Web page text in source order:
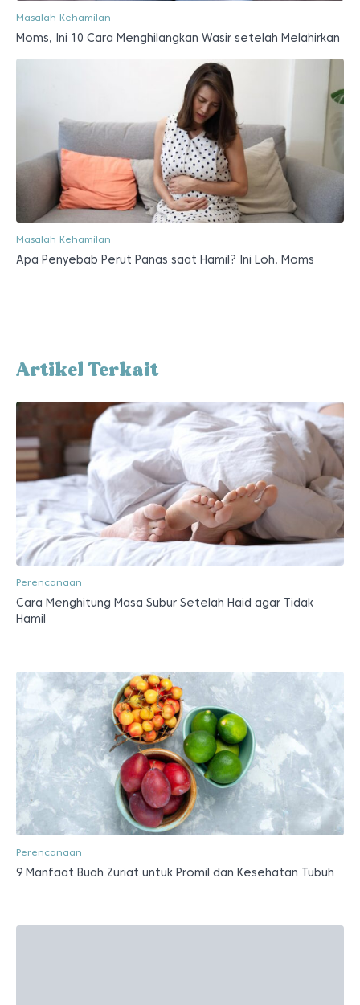
Masalah Kehamilan
Moms, Ini 10 Cara Menghilangkan Wasir setelah Melahirkan
Masalah Kehamilan
Apa Penyebab Perut Panas saat Hamil? Ini Loh, Moms
Artikel Terkait
Perencanaan
Cara Menghitung Masa Subur Setelah Haid agar Tidak
Hamil
Perencanaan
9 Manfaat Buah Zuriat untuk Promil dan Kesehatan Tubuh